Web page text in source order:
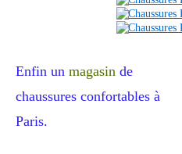
Enfin un magasin de
chaussures confortables à
Paris.